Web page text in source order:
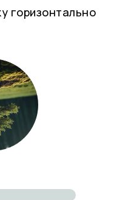
горизонтально